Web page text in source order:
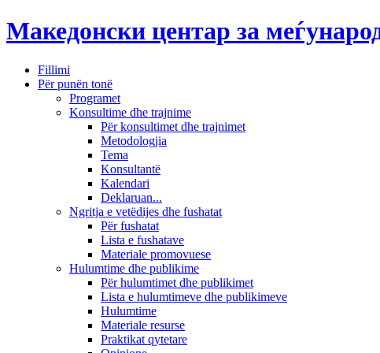
Македонски центар за
Fillimi
Për punën tonë
Programet
Konsultime dhe trajnime
Për konsultimet dhe trajnimet
Metodologjia
Tema
Konsultantë
Kalendari
Deklaruan...
Ngritja e vetëdijes dhe fushatat
Për fushatat
Lista e fushatave
Materiale promovuese
Hulumtime dhe publikime
Për hulumtimet dhe publikimet
Lista e hulumtimeve dhe publikimeve
Hulumtime
Materiale resurse
Praktikat qytetare